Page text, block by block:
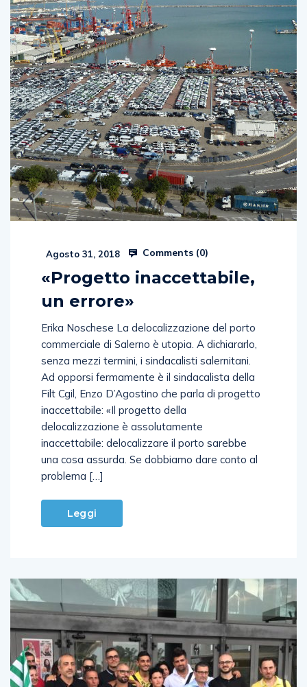
Agosto 31, 2018 Comments (0)
«Progetto inaccettabile,
un errore»
Erika Noschese La delocalizzazione del porto
commerciale di Salerno è utopia. A dichiararlo,
senza mezzi termini, i sindacalisti salernitani.
Ad opporsi fermamente è il sindacalista della
Filt Cgil, Enzo D’Agostino che parla di progetto
inaccettabile: «Il progetto della
delocalizzazione è assolutamente
inaccettabile: delocalizzare il porto sarebbe
una cosa assurda. Se dobbiamo dare conto al
problema […]
Leggi